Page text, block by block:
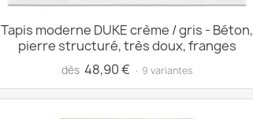
Tapis moderne DUKE crème / gris - Béton,
pierre structuré, très doux, franges
dès 48,90 € · 9 variantes